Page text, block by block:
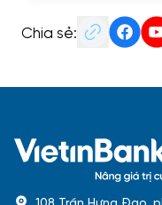
Chia sẻ:
108 Trần Hưng Đạo,